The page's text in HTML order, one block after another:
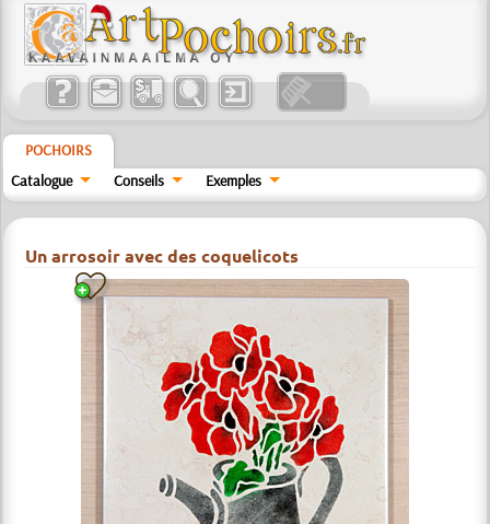
POCHOIRS
Catalogue
Conseils Exemples
Un arrosoir avec des coquelicots